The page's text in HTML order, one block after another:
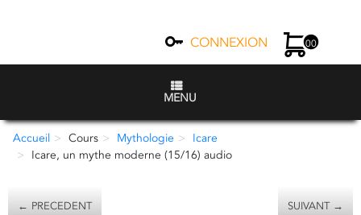
CONNEXION 00
MENU
Accueil Cours Mythologie
Icare
Icare, un mythe moderne (15/16) audio
← PRECEDENT SUIVANT →